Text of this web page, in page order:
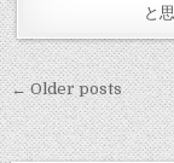
と
投
稿
← Older posts